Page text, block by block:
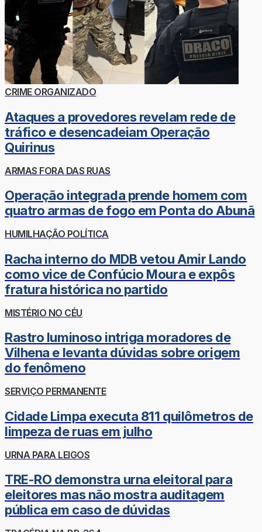
CRIME ORGANIZADO
Ataques a provedores revelam rede de
tráfico e desencadeiam Operação
Quirinus
ARMAS FORA DAS RUAS
Operação integrada prende homem com
quatro armas de fogo em Ponta do Abunã
HUMILHAÇÃO POLÍTICA
Racha interno do MDB vetou Amir Lando
como vice de Confúcio Moura e expôs
fratura histórica no partido
MISTÉRIO NO CÉU
Rastro luminoso intriga moradores de
Vilhena e levanta dúvidas sobre origem
do fenômeno
SERVIÇO PERMANENTE
Cidade Limpa executa 811 quilômetros de
limpeza de ruas em julho
URNA PARA LEIGOS
TRE-RO demonstra urna eleitoral para
eleitores mas não mostra auditagem
pública em caso de dúvidas